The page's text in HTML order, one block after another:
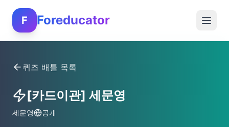
F Foreducator
퀴즈 배틀 목록
[카드이관] 세문영
세문영 공개